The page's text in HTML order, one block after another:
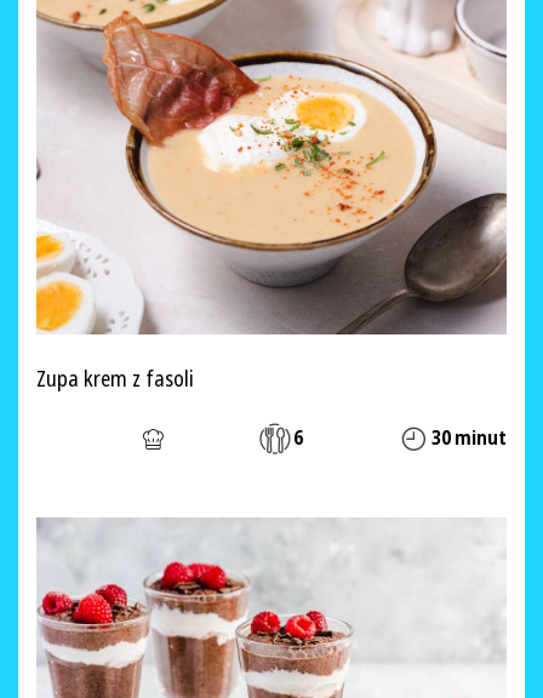
Zupa krem z fasoli
6 30 minut